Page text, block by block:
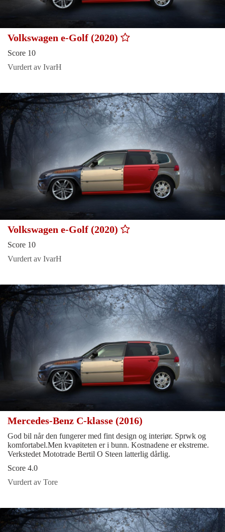
Volkswagen e-Golf (2020)
Score 10
Vurdert av IvarH
Volkswagen e-Golf (2020)
Score 10
Vurdert av IvarH
Mercedes-Benz C-klasse (2016)
God bil når den fungerer med fint design og interiør. Sprwk og
komfortabel.Men kvaøiteten er i bunn. Kostnadene er ekstreme.
Verkstedet Mototrade Bertil O Steen latterlig dårlig.
Score 4.0
Vurdert av Tore